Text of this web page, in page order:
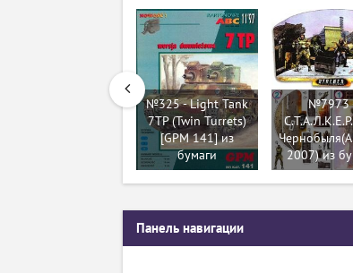
№325 - Light Tank
7TP (Twin Turrets)
[GPM 141] из
бумаги
№7973
2007) из
Панель навигации